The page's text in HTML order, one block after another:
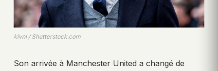
kivnl / Shutterstock.com
Son arrivée à Manchester United a changé de